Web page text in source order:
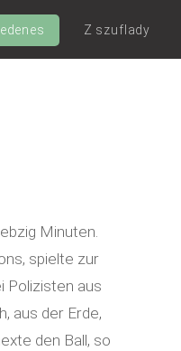
Z szuflady
Minuten.
spielte zur
Polizisten aus
aus der Erde,
den Ball, so